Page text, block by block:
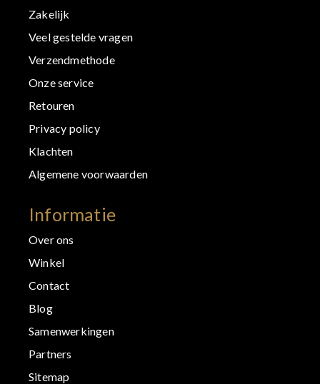
Zakelijk
Veel gestelde vragen
Verzendmethode
Onze service
Retouren
Privacy policy
Klachten
Algemene voorwaarden
Informatie
Over ons
Winkel
Contact
Blog
Samenwerkingen
Partners
Sitemap